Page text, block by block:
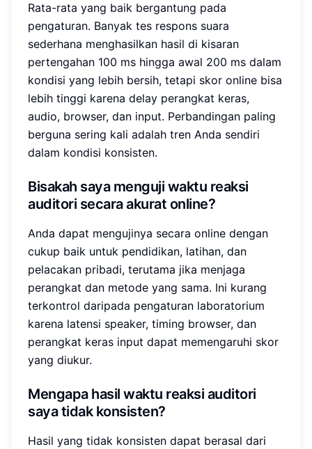
Rata-rata yang baik bergantung pada
pengaturan. Banyak tes respons suara
sederhana menghasilkan hasil di kisaran
pertengahan 100 ms hingga awal 200 ms dalam
kondisi yang lebih bersih, tetapi skor online bisa
lebih tinggi karena delay perangkat keras,
audio, browser, dan input. Perbandingan paling
berguna sering kali adalah tren Anda sendiri
dalam kondisi konsisten.
Bisakah saya menguji waktu reaksi
auditori secara akurat online?
Anda dapat mengujinya secara online dengan
cukup baik untuk pendidikan, latihan, dan
pelacakan pribadi, terutama jika menjaga
perangkat dan metode yang sama. Ini kurang
terkontrol daripada pengaturan laboratorium
karena latensi speaker, timing browser, dan
perangkat keras input dapat memengaruhi skor
yang diukur.
Mengapa hasil waktu reaksi auditori
saya tidak konsisten?
Hasil yang tidak konsisten dapat berasal dari